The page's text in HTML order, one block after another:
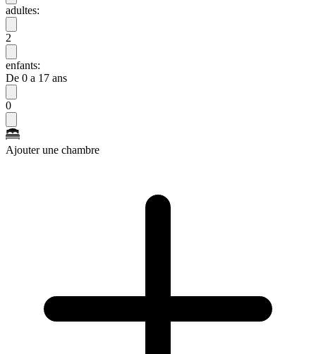
adultes:
2
enfants:
De 0 a 17 ans
0
Ajouter une chambre